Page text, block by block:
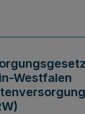
Westfalen